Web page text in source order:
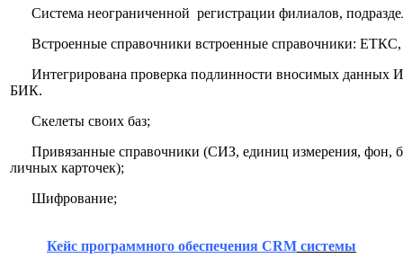
Система неограниченной регистрации филиалов,
Встроенные справочники встроенные справочники:
Интегрирована проверка подлинности вносимых
БИК.
Скелеты своих баз;
Привязанные справочники (СИЗ, единиц измерения, фон,
личных карточек);
Шифрование;
Кейс программного обеспечения CRM системы